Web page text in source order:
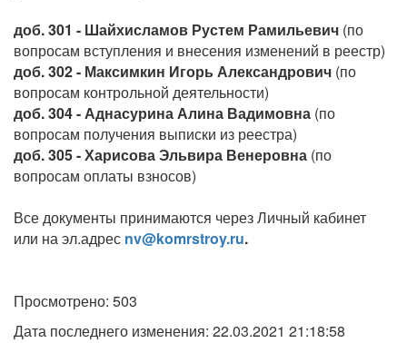
доб. 301 - Шайхисламов Рустем Рамильевич (по
вопросам вступления и внесения изменений в реестр)
доб. 302 - Максимкин Игорь Александрович (по
вопросам контрольной деятельности)
доб. 304 - Аднасурина Алина Вадимовна (по
вопросам получения выписки из реестра)
доб. 305 - Харисова Эльвира Венеровна (по
вопросам оплаты взносов)
Все документы принимаются через Личный кабинет
или на эл.адрес nv@komrstroy.ru.
Просмотрено: 503
Дата последнего изменения: 22.03.2021 21:18:58